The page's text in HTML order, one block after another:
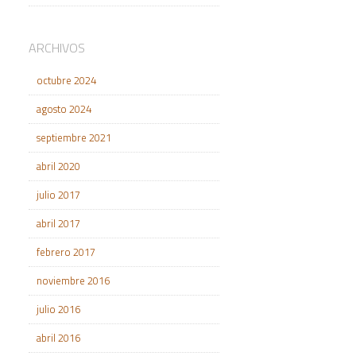
ARCHIVOS
octubre 2024
agosto 2024
septiembre 2021
abril 2020
julio 2017
abril 2017
febrero 2017
noviembre 2016
julio 2016
abril 2016